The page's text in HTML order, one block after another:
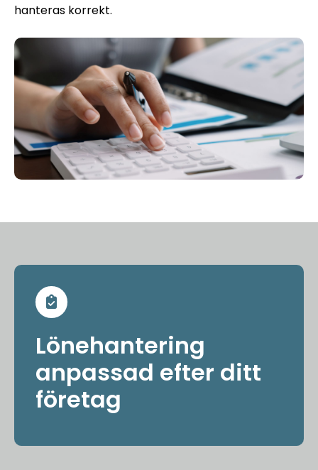
hanteras korrekt.
Lönehantering
anpassad efter ditt
företag